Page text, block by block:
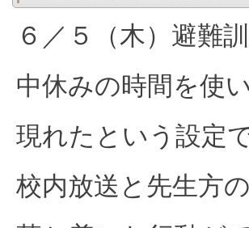
６／５（木）避難
中休みの時間を使
現れたという設定
校内放送と先生方